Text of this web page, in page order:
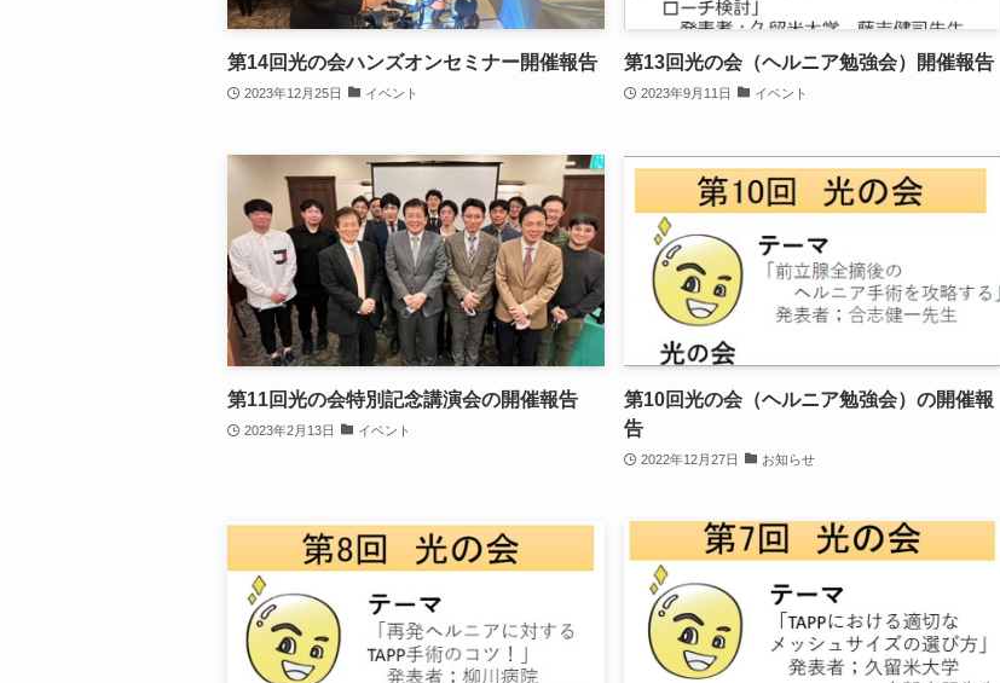
第14回光の会ハンズオンセミナー開催報告
2023年12月25日 イベント
第13回光の会（ヘルニア勉強会）開催報告
2023年9月11日 イベント
第11回光の会特別記念講演会の開催報告
2023年2月13日 イベント
第10回光の会（ヘルニア勉強会）の開催報
告
2022年12月27日 お知らせ